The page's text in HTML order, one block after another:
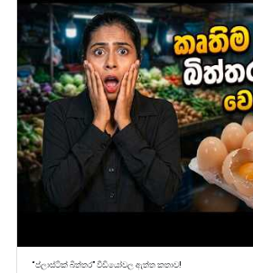
“ප්ලාස්ටික් බිත්තර” වීඩියෝවල ඇත්ත කතාව!